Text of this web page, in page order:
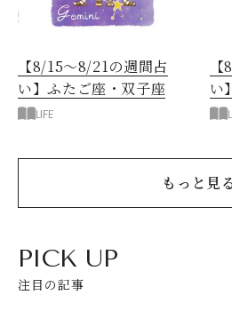
【8/15～8/21の週間占
い】ふたご座・双子座
LIFE
い
もっと見
PICK UP
注目の記事